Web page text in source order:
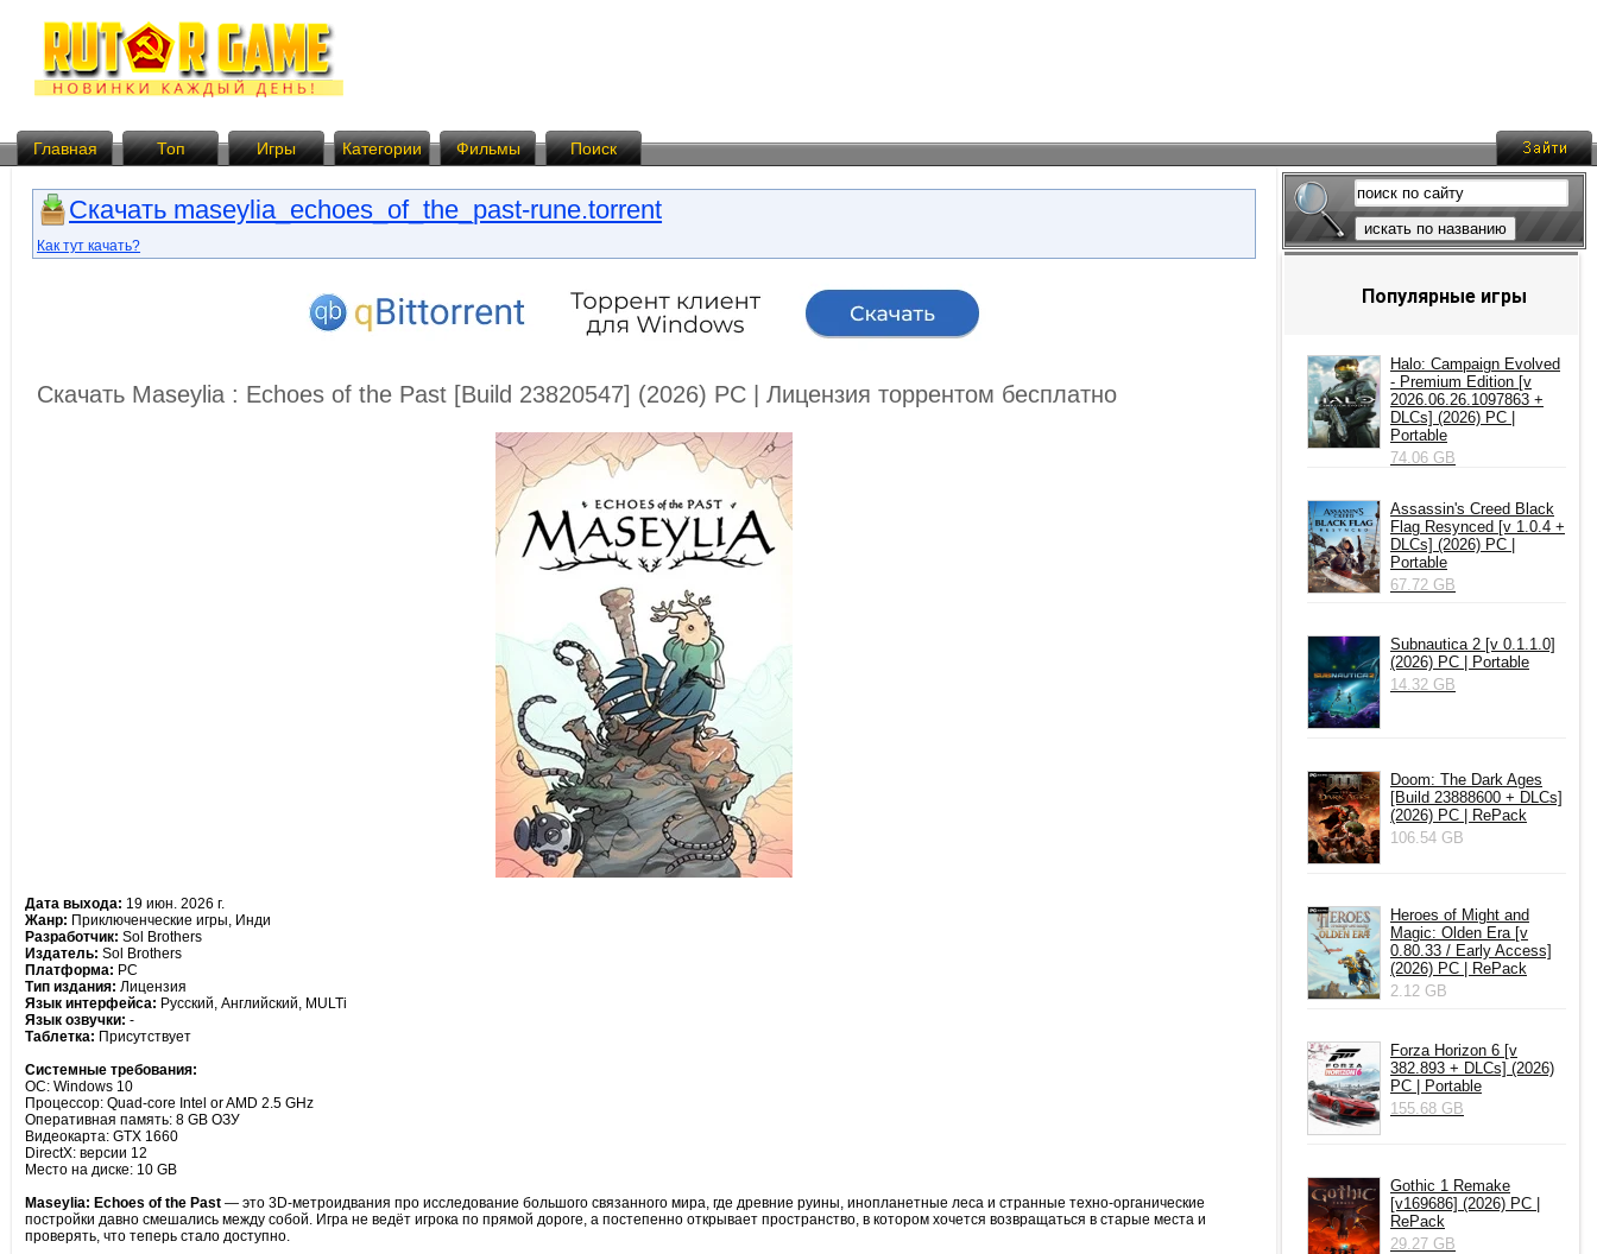
Главная Топ Игры Категории Фильмы Поиск
Скачать maseylia_echoes_of_the_past-rune.torrent
Как тут качать?
Скачать Maseylia : Echoes of the Past [Build 23820547] (2026) PC | Лицензия торрентом бесплатно
Дата выхода: 19 июн. 2026 г.
Жанр: Приключенческие игры, Инди
Разработчик: Sol Brothers
Издатель: Sol Brothers
Платформа: PC
Тип издания: Лицензия
Язык интерфейса: Русский, Английский, MULTi
Язык озвучки: -
Таблетка: Присутствует
Системные требования:
ОС: Windows 10
Процессор: Quad-core Intel or AMD 2.5 GHz
Оперативная память: 8 GB ОЗУ
Видеокарта: GTX 1660
DirectX: версии 12
Место на диске: 10 GB
Maseylia: Echoes of the Past— это 3D-метроидвания про исследование большого связанного мира, где древние руины, инопланетные леса и странные техно-органические
постройки давно смешались между собой. Игра не ведёт игрока по прямой дороге, а постепенно открывает пространство, в котором хочется возвращаться в старые места и
проверять, что теперь стало доступно.
искать по названию
Популярные игры
Halo: Campaign Evolved
- Premium Edition [v
2026.06.26.1097863 +
DLCs] (2026) PC |
Portable
74.06 GB
Assassin's Creed Black
Flag Resynced [v 1.0.4 +
DLCs] (2026) PC |
Portable
67.72 GB
Subnautica 2 [v 0.1.1.0]
(2026) PC | Portable
14.32 GB
Doom: The Dark Ages
[Build 23888600 + DLCs]
(2026) PC | RePack
106.54 GB
Heroes of Might and
Magic: Olden Era [v
0.80.33 / Early Access]
(2026) PC | RePack
2.12 GB
Forza Horizon 6 [v
382.893 + DLCs] (2026)
PC | Portable
155.68 GB
Gothic 1 Remake
[v169686] (2026) PC |
RePack
29.27 GB